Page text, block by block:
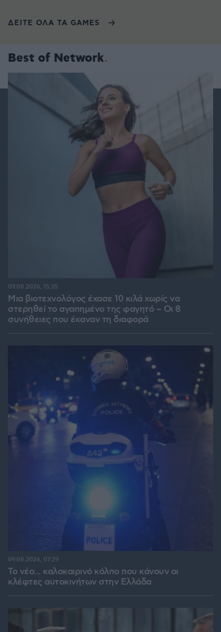
ΔΕΙΤΕ ΟΛΑ ΤΑ GAMES
Best of Network
Μια βιοτεχνολόγος έχασε 10 κιλά χωρίς να
στερηθεί το αγαπημένο της φαγητό – Οι 8
συνήθειες που έκαναν τη διαφορά
09.08.2026, 15:35
Το νέο... καλοκαιρινό κόλπο που κάνουν οι
κλέφτες αυτοκινήτων στην Ελλάδα
09.08.2026, 07:29